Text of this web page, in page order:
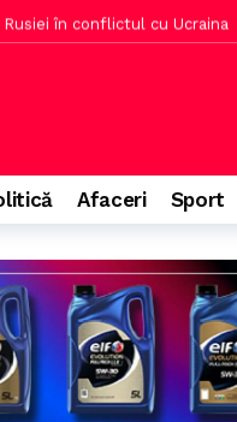
în conflictul cu Ucraina
sală de bal la Casa Albă
după verdictul Moodys
Afaceri Sport